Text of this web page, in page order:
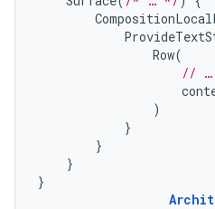
Row(
// …
)
}
}
}
}